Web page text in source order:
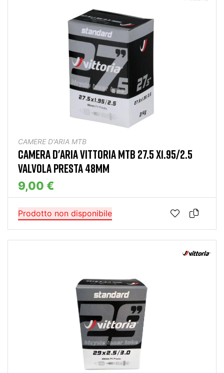
CAMERE D'ARIA MTB
CAMERA D'ARIA VITTORIA MTB 27.5 X1.95/2.5
VALVOLA PRESTA 48MM
9,00 €
Prodotto non disponibile